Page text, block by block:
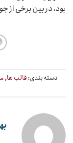
بود، در بین برخی از
دسته بندی: قالب ها,